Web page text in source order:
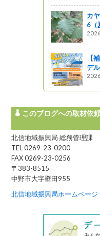
カ
6（
【
デ
このブログへの取材依
北信地域振興局 総務管理課
TEL 0269-23-0200
FAX 0269-23-0256
〒383-8515
中野市大字壁田955
北信地域振興局ホームページ